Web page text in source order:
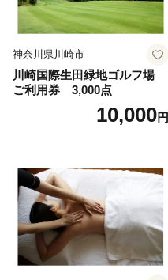
神奈川県川崎市
川崎国際生田緑地ゴルフ場
ご利用券 3,000点
10,000円